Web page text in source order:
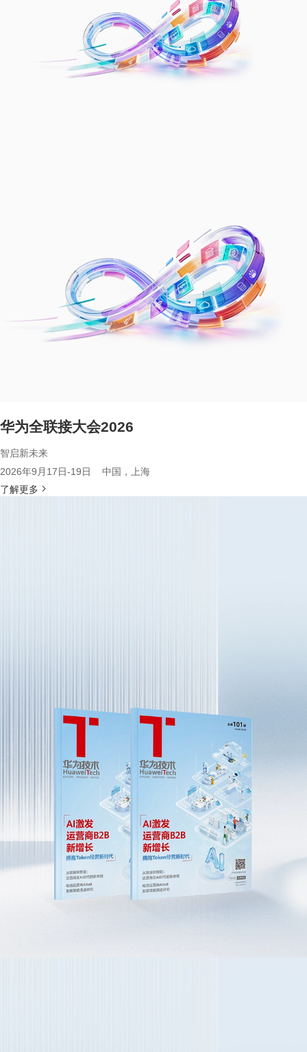
华为全联接大会2026
智启新未来
2026年9月17日-19日 中国，上海
了解更多